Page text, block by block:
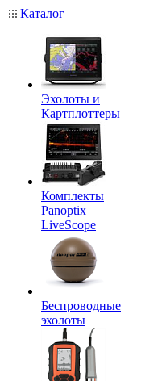
Каталог
Эхолоты и
Картплоттеры
Комплекты
Panoptix
LiveScope
Беспроводные
эхолоты